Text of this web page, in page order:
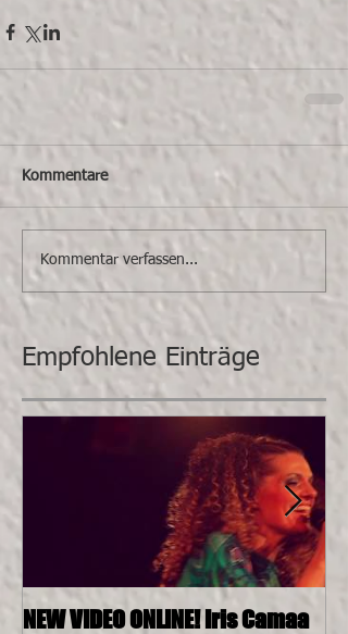
Kommentare
Kommentar verfassen...
Empfohlene Einträge
NEW VIDEO ONLINE! Iris Camaa